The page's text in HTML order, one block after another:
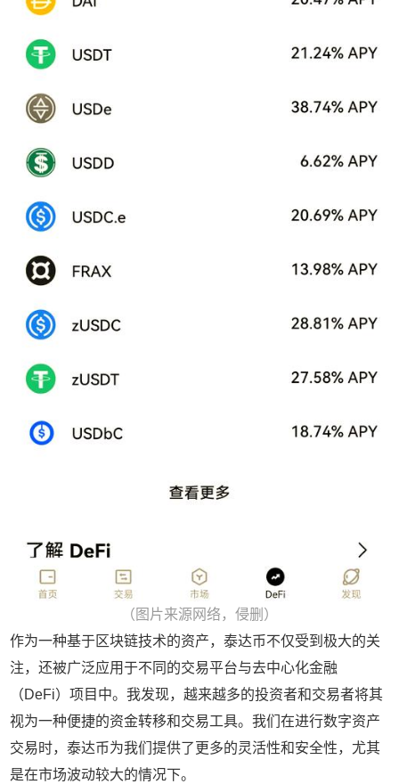
（图片来源网络，侵删）
作为一种基于区块链技术的资产，泰达币不仅受到极大的关
注，还被广泛应用于不同的交易平台与去中心化金融
（DeFi）项目中。我发现，越来越多的投资者和交易者将其
视为一种便捷的资金转移和交易工具。我们在进行数字资产
交易时，泰达币为我们提供了更多的灵活性和安全性，尤其
是在市场波动较大的情况下。